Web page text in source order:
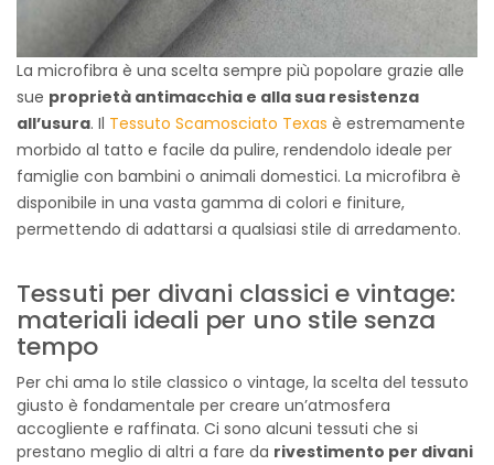
La microfibra è una scelta sempre più popolare grazie alle
sue proprietà antimacchia e alla sua resistenza
all’usura. Il Tessuto Scamosciato Texas è estremamente
morbido al tatto e facile da pulire, rendendolo ideale per
famiglie con bambini o animali domestici. La microfibra è
disponibile in una vasta gamma di colori e finiture,
permettendo di adattarsi a qualsiasi stile di arredamento.
Tessuti per divani classici e vintage:
materiali ideali per uno stile senza
tempo
Per chi ama lo stile classico o vintage, la scelta del tessuto
giusto è fondamentale per creare un’atmosfera
accogliente e raffinata. Ci sono alcuni tessuti che si
prestano meglio di altri a fare da rivestimento per divani